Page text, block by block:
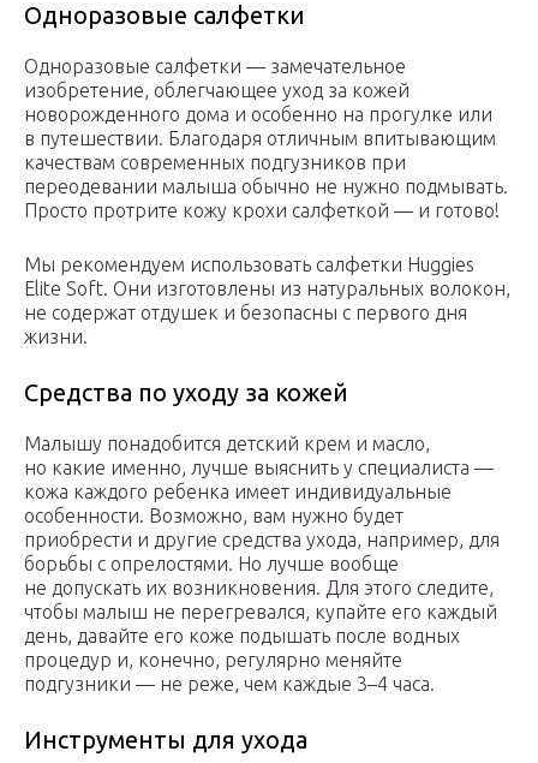
Одноразовые салфетки
Одноразовые салфетки — замечательное
изобретение, облегчающее уход за кожей
новорожденного дома и особенно на прогулке или
в путешествии. Благодаря отличным впитывающим
качествам современных подгузников при
переодевании малыша обычно не нужно подмывать.
Просто протрите кожу крохи салфеткой — и готово!
Мы рекомендуем использовать салфетки Huggies
Elite Soft. Они изготовлены из натуральных волокон,
не содержат отдушек и безопасны с первого дня
жизни.
Средства по уходу за кожей
Малышу понадобится детский крем и масло,
но какие именно, лучше выяснить у специалиста —
кожа каждого ребенка имеет индивидуальные
особенности. Возможно, вам нужно будет
приобрести и другие средства ухода, например, для
борьбы с опрелостями. Но лучше вообще
не допускать их возникновения. Для этого следите,
чтобы малыш не перегревался, купайте его каждый
день, давайте его коже подышать после водных
процедур и, конечно, регулярно меняйте
подгузники — не реже, чем каждые 3–4 часа.
Инструменты для ухода